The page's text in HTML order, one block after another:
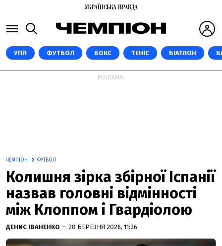
УПЛ ФУТБОЛ БОКС ТЕНІС БІАТЛОН
РЕКЛАМА:
ЧЕМПІОН ФУТБОЛ
Колишня зірка збірної Іспанії
назвав головні відмінності
між Клоппом і Гвардіолою
ДЕНИС ІВАНЕНКО — 28 БЕРЕЗНЯ 2026, 11:26